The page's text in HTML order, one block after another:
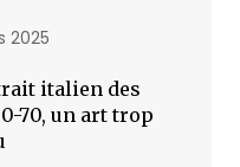
2025
italien des
70, un art trop